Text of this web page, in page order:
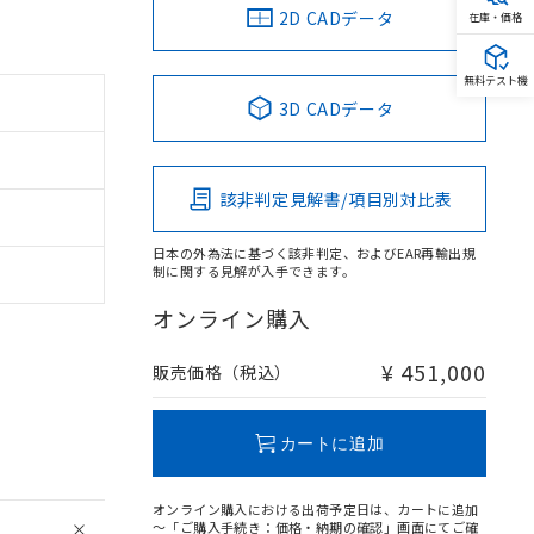
2D CADデータ
3D CADデータ
該非判定見解書/項目別対比表
日本の外為法に基づく該非判定、およびEAR再輸出規
制に関する見解が入手できます。
オンライン購入
販売価格（税込） ¥ 451,000
カートに追加
オンライン購入における出荷予定日は、カートに追加
～「ご購入手続き：価格・納期の確認」画面にてご確
在庫・価格
無料テスト機